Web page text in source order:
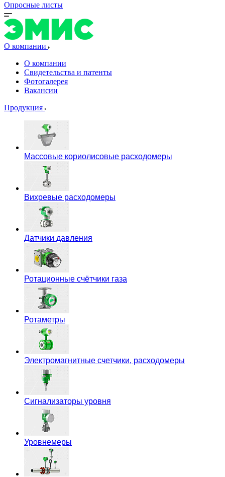
Опросные листы
О компании
О компании
Свидетельства и патенты
Фотогалерея
Вакансии
Продукция
Массовые кориолисовые расходомеры
Вихревые расходомеры
Датчики давления
Ротационные счётчики газа
Ротаметры
Электромагнитные счетчики, расходомеры
Сигнализаторы уровня
Уровнемеры